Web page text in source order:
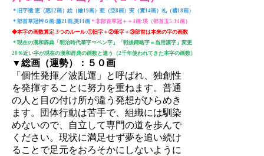
＊旧字禮:恵（惠12画）絵（繪19画）亜（亞8画）実（實14画）礼（禮18画）
＊部首草冠艸６画:藤21画,英11画 ＊非部首草冠＋＋4画:瑛（部首玉5:14画）
◆本字の画数算定:3つのルール:①旧字＋②筆字＋③部首は本来の字の画数
＊現在の漢和辞典「明治時代筆字⇒ペン字」「戦後簡略字＝当用漢字」変更
20％近い字が現在の漢和辞典の画数と違う（2千年使われてきた本字の画数）
▼総画（運勢）：５０画
「個性発揮／波乱運」と呼ばれ、独創性
を発揮することに努力を重ねます。普通
の人と目の付け所が違う発想がひらめき
ます。団体行動は苦手で、組織には馴染
めないので、自立して専門の道を歩んで
ください。現状に満足せず夢を追い続け
ることで足元をおろそかにしないように